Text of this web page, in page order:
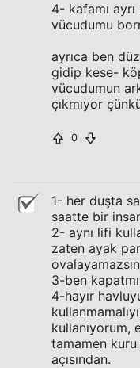
4- kafamı
vücudumu
ayrıca ben
gidip kese-
vücudumun
çıkmıyor
0
1- her duşta
saatte bir
2- aynı lifi
zaten ayak
3-ben
4-hayır
kullanıyorum,
tamamen
açısından.